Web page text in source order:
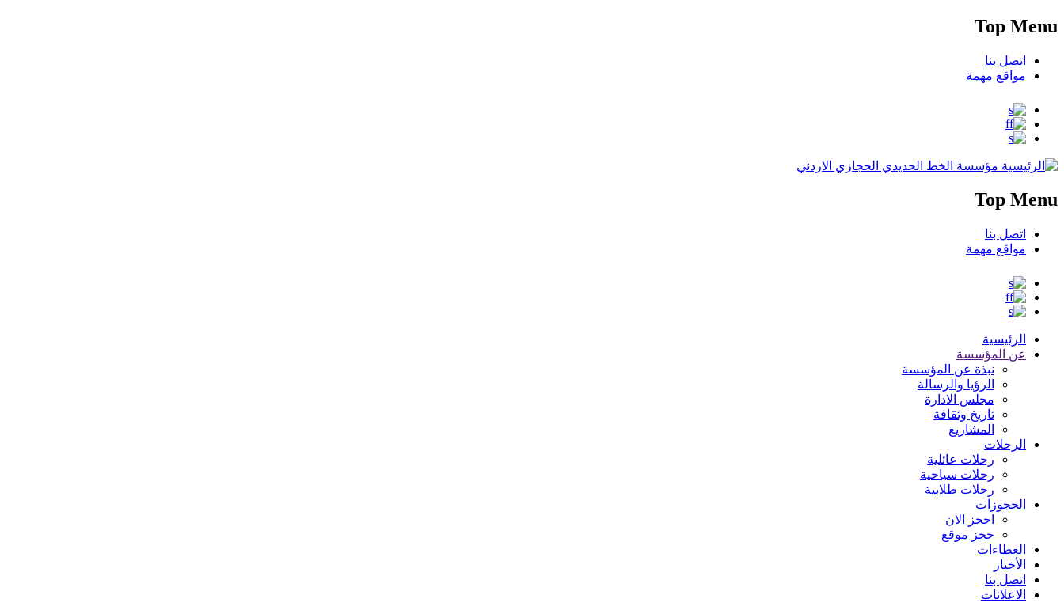
Top Menu
اتصل بنا
مواقع مهمة
مؤسسة الخط الحديدي الحجازي الاردني
Top Menu
اتصل بنا
مواقع مهمة
الرئيسية
عن المؤسسة
نبذة عن المؤسسة
الرؤيا والرسالة
مجلس الادارة
تاريخ وثقافة
المشاريع
الرحلات
رحلات عائلية
رحلات سياحية
رحلات طلابية
الحجوزات
احجز الان
حجز موقع
العطاءات
الأخبار
اتصل بنا
الاعلانات